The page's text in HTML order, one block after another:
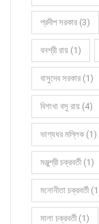
প্রদীপ সরকার (3)
বনশ্রী রায় (1)
বাসুদেব সরকার (1)
বিশাখা বসু রায় (4)
ভাগ্যধর মল্লিক (1)
মঞ্জুশ্রী চক্রবর্তী (1)
মনোনীতা চক্রবর্তী
মালা চক্রবর্তী (1)